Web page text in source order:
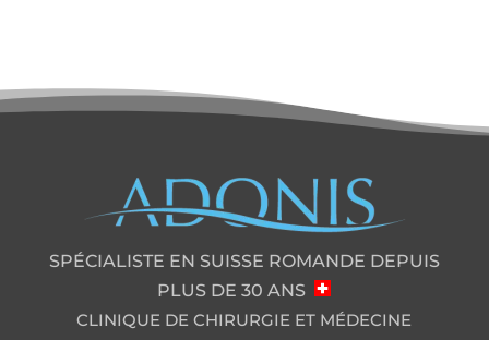
SPÉCIALISTE EN SUISSE ROMANDE DEPUIS
PLUS DE 30 ANS
CLINIQUE DE CHIRURGIE ET MÉDECINE